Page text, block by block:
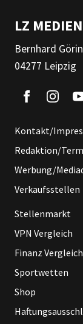
LZ
Bernhard
04277 Leipzig
Kontakt/
Redaktion/
Werbung/
Verkaufsstellen
Stellenmarkt
VPN Vergleich
Finanz Vergleich
Sportwetten
Shop